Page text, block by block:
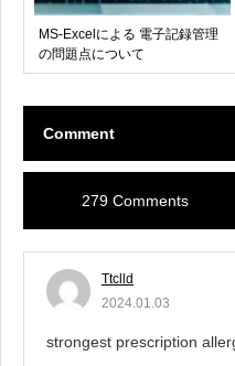
MS-Excelによる 電子記録管理
の問題点について
Comment
279 Comments
Ttclld
2024.01.03
strongest prescription